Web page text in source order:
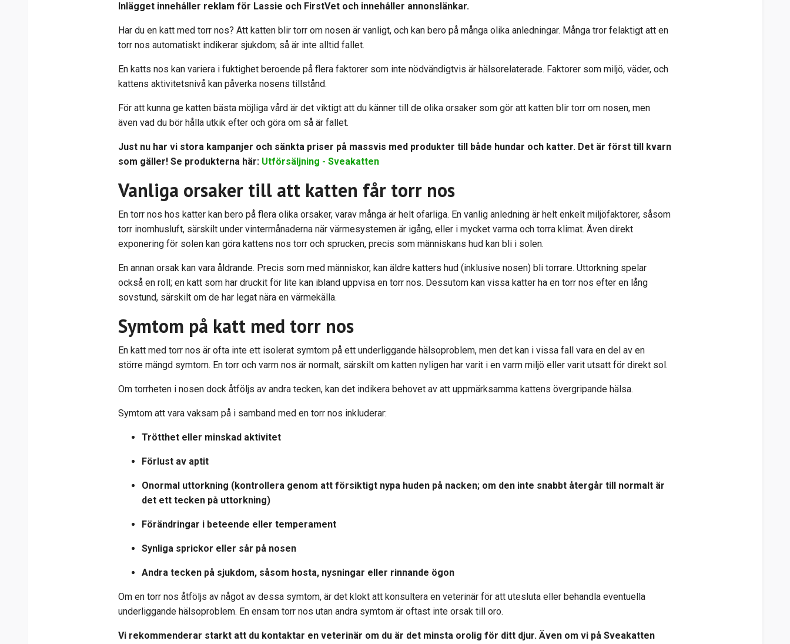
Inlägget innehåller reklam för Lassie och FirstVet och innehåller annonslänkar.
Har du en katt med torr nos? Att katten blir torr om nosen är vanligt, och kan bero på många olika anledningar. Många tror felaktigt att en
torr nos automatiskt indikerar sjukdom; så är inte alltid fallet.
En katts nos kan variera i fuktighet beroende på flera faktorer som inte nödvändigtvis är hälsorelaterade. Faktorer som miljö, väder, och
kattens aktivitetsnivå kan påverka nosens tillstånd.
För att kunna ge katten bästa möjliga vård är det viktigt att du känner till de olika orsaker som gör att katten blir torr om nosen, men
även vad du bör hålla utkik efter och göra om så är fallet.
Just nu har vi stora kampanjer och sänkta priser på massvis med produkter till både hundar och katter. Det är först till kvarn
som gäller! Se produkterna här: Utförsäljning - Sveakatten
Vanliga orsaker till att katten får torr nos
En torr nos hos katter kan bero på flera olika orsaker, varav många är helt ofarliga. En vanlig anledning är helt enkelt miljöfaktorer, såsom
torr inomhusluft, särskilt under vintermånaderna när värmesystemen är igång, eller i mycket varma och torra klimat. Även direkt
exponering för solen kan göra kattens nos torr och sprucken, precis som människans hud kan bli i solen.
En annan orsak kan vara åldrande. Precis som med människor, kan äldre katters hud (inklusive nosen) bli torrare. Uttorkning spelar
också en roll; en katt som har druckit för lite kan ibland uppvisa en torr nos. Dessutom kan vissa katter ha en torr nos efter en lång
sovstund, särskilt om de har legat nära en värmekälla.
Symtom på katt med torr nos
En katt med torr nos är ofta inte ett isolerat symtom på ett underliggande hälsoproblem, men det kan i vissa fall vara en del av en
större mängd symtom. En torr och varm nos är normalt, särskilt om katten nyligen har varit i en varm miljö eller varit utsatt för direkt sol.
Om torrheten i nosen dock åtföljs av andra tecken, kan det indikera behovet av att uppmärksamma kattens övergripande hälsa.
Symtom att vara vaksam på i samband med en torr nos inkluderar:
Trötthet eller minskad aktivitet
Förlust av aptit
Onormal uttorkning (kontrollera genom att försiktigt nypa huden på nacken; om den inte snabbt återgår till normalt är
det ett tecken på uttorkning)
Förändringar i beteende eller temperament
Synliga sprickor eller sår på nosen
Andra tecken på sjukdom, såsom hosta, nysningar eller rinnande ögon
Om en torr nos åtföljs av något av dessa symtom, är det klokt att konsultera en veterinär för att utesluta eller behandla eventuella
underliggande hälsoproblem. En ensam torr nos utan andra symtom är oftast inte orsak till oro.
Vi rekommenderar starkt att du kontaktar en veterinär om du är det minsta orolig för ditt djur. Även om vi på Sveakatten